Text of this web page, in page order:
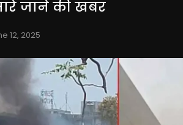
जाने की खबर
12, 2025